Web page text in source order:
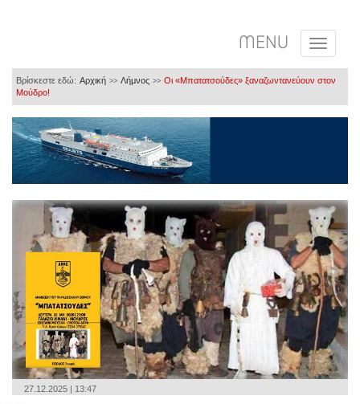
MENU
Βρίσκεστε εδώ: Αρχική >> Λήμνος >> Οι «Μπατατσούδες» ξαναζωντανεύουν στον
Μούδρο!
27.12.2025 | 13:47